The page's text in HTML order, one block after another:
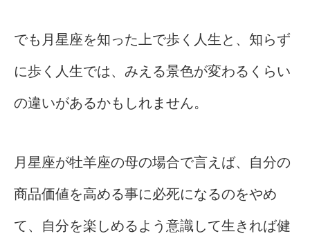
でも月星座を知った上で歩く人生と、知らず
に歩く人生では、みえる景色が変わるくらい
の違いがあるかもしれません。
月星座が牡羊座の母の場合で言えば、自分の
商品価値を高める事に必死になるのをやめ
て、自分を楽しめるよう意識して生きれば健